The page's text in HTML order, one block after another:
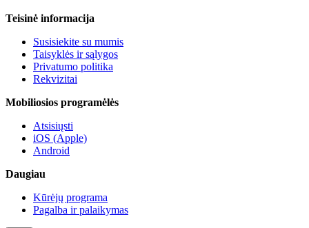
Teisinė informacija
Susisiekite su mumis
Taisyklės ir sąlygos
Privatumo politika
Rekvizitai
Mobiliosios programėlės
Atsisiųsti
iOS (Apple)
Android
Daugiau
Kūrėjų programa
Pagalba ir palaikymas